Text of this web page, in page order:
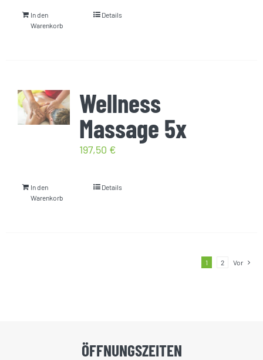
In den
Warenkorb
Details
Wellness
Massage 5x
197,50 €
In den
Warenkorb
Details
1 2 Vor
ÖFFNUNGSZEITEN